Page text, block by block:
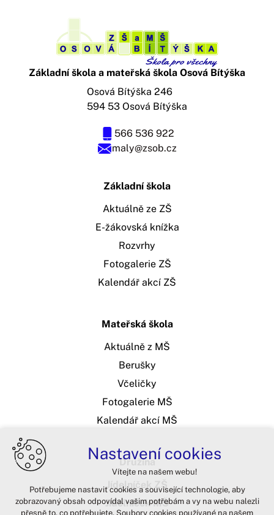
Základní škola a mateřská škola Osová Bítýška
maly@zsob.cz
566 536 922
Osová Bítýška 246
594 53 Osová Bítýška
Základní škola
Aktuálně ze ZŠ
E-žákovská knížka
Rozvrhy
Fotogalerie ZŠ
Kalendář akcí ZŠ
Mateřská škola
Aktuálně z MŠ
Berušky
Včeličky
Fotogalerie MŠ
Kalendář akcí MŠ
Družina
Jídelníček ZŠ
Jídelníček MŠ
Nastavení cookies
Vítejte na našem webu!
Potřebujeme nastavit cookies a související technologie, aby
zobrazovaný obsah odpovídal vašim potřebám a vy na webu nalezli
přesně to, co potřebujete. Soubory cookies používané na našem